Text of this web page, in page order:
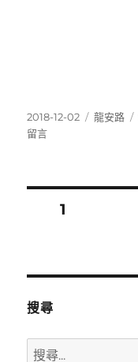
發
佈
2018-12-02
分
龍安路
留言
分
頁次1
搜尋
搜